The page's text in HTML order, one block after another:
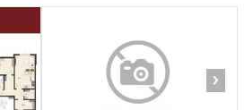
›